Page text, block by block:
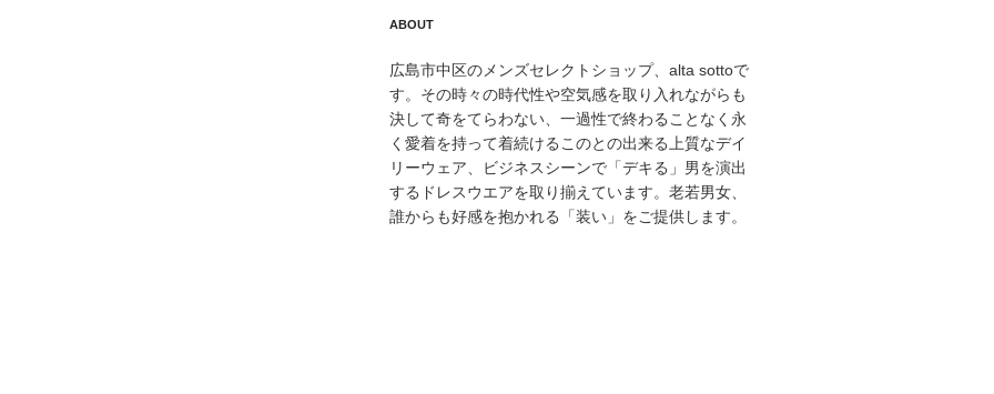
ABOUT
広島市中区のメンズセレクトショップ、alta sottoで
す。その時々の時代性や空気感を取り入れながらも
決して奇をてらわない、一過性で終わることなく永
く愛着を持って着続けるこのとの出来る上質なデイ
リーウェア、ビジネスシーンで「デキる」男を演出
するドレスウエアを取り揃えています。老若男女、
誰からも好感を抱かれる「装い」をご提供します。